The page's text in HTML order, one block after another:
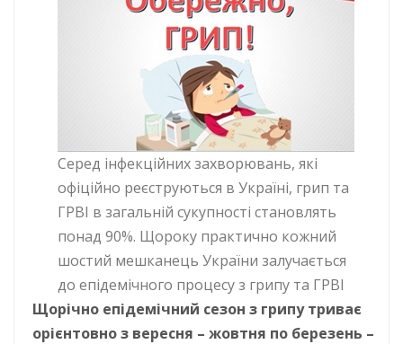
Серед інфекційних захворювань, які
офіційно реєструються в Україні, грип та
ГРВІ в загальній сукупності становлять
понад 90%. Щороку практично кожний
шостий мешканець України залучається
до епідемічного процесу з грипу та ГРВІ
Щорічно епідемічний сезон з грипу триває
орієнтовно з вересня – жовтня по березень –